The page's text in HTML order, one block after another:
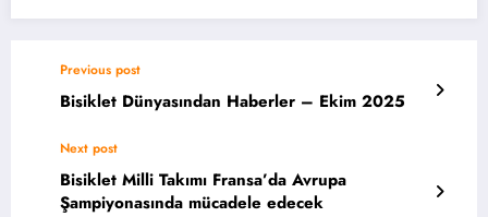
Previous post
Bisiklet Dünyasından Haberler – Ekim 2025
Next post
Bisiklet Milli Takımı Fransa’da Avrupa
Şampiyonasında mücadele edecek